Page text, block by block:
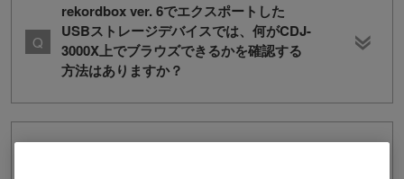
rekordbox ver. 6でエクスポートした
USBストレージデバイスでは、何がCDJ-
3000X上でブラウズできるかを確認する
方法はありますか？